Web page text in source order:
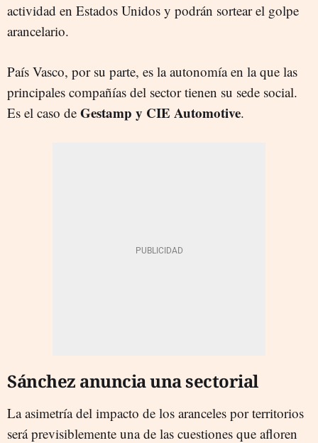
actividad en Estados Unidos y podrán sortear el golpe
arancelario.
País Vasco, por su parte, es la autonomía en la que las
principales compañías del sector tienen su sede social.
Es el caso de Gestamp y CIE Automotive.
Sánchez anuncia una sectorial
La asimetría del impacto de los aranceles por territorios
será previsiblemente una de las cuestiones que afloren